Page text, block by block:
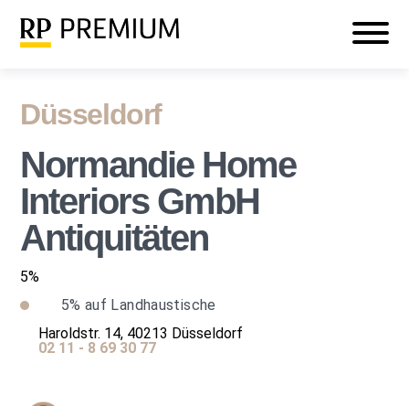
Login
Düsseldorf
Normandie Home
Interiors GmbH
Antiquitäten
5%
5% auf Landhaustische
Haroldstr. 14, 40213 Düsseldorf
02 11 - 8 69 30 77